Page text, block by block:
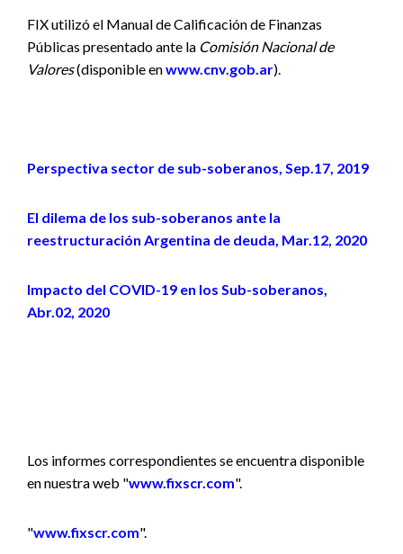
FIX utilizó el Manual de Calificación de Finanzas
Públicas presentado ante la Comisión Nacional de
Valores(disponible enwww.cnv.gob.ar).
Perspectiva sector de sub-soberanos, Sep.17, 2019
El dilema de los sub-soberanos ante la
reestructuración Argentina de deuda, Mar.12, 2020
Impacto del COVID-19 en los Sub-soberanos,
Abr.02, 2020
Los informes correspondientes se encuentra disponible
en nuestra web "www.fixscr.com".
"www.fixscr.com".